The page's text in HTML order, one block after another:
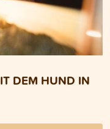
DEM HUND IN